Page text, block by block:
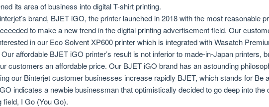
its area of business into digital T-shirt printing.
brand, BJET iGO, the printer launched in 2018 with the most reasonable
to make a new trend in the digital printing advertisement field. Our
in our Eco Solvent XP600 printer which is integrated with Wasatch
affordable BJET iGO printer’s result is not inferior to made-in-Japan printers,
customers an affordable price. Our BJET iGO brand has an astounding
our Binterjet customer businesses increase rapidly BJET, which stands for Be
indicates a newbie businessman that optimistically decided to go deep into the
field, I Go (You Go).